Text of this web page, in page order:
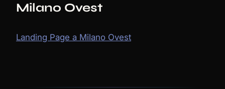
Milano Ovest
Landing Page a Milano Ovest